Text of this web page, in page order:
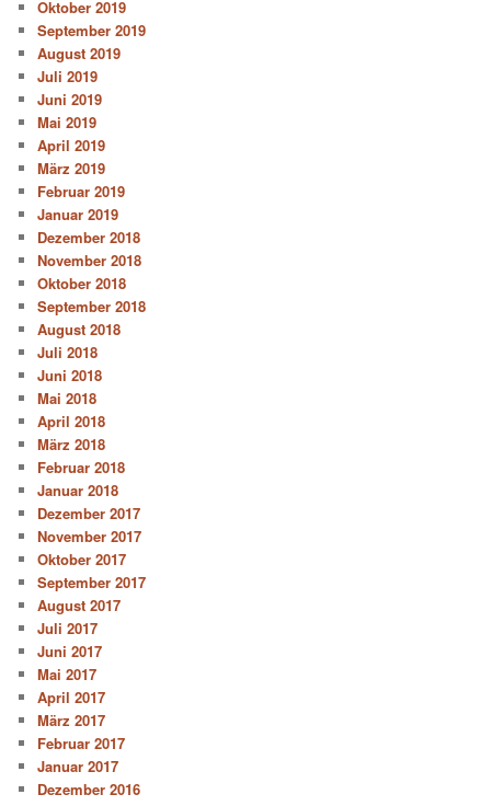
Oktober 2019
September 2019
August 2019
Juli 2019
Juni 2019
Mai 2019
April 2019
März 2019
Februar 2019
Januar 2019
Dezember 2018
November 2018
Oktober 2018
September 2018
August 2018
Juli 2018
Juni 2018
Mai 2018
April 2018
März 2018
Februar 2018
Januar 2018
Dezember 2017
November 2017
Oktober 2017
September 2017
August 2017
Juli 2017
Juni 2017
Mai 2017
April 2017
März 2017
Februar 2017
Januar 2017
Dezember 2016